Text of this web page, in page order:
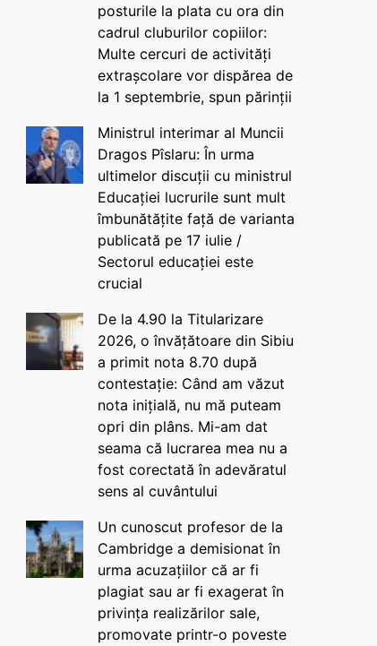
posturile la plata cu ora din
cadrul cluburilor copiilor:
Multe cercuri de activități
extrașcolare vor dispărea de
la 1 septembrie, spun părinții
Ministrul interimar al Muncii
Dragos Pîslaru: În urma
ultimelor discuții cu ministrul
Educației lucrurile sunt mult
îmbunătățite față de varianta
publicată pe 17 iulie /
Sectorul educației este
crucial
De la 4.90 la Titularizare
2026, o învățătoare din Sibiu
a primit nota 8.70 după
contestație: Când am văzut
nota inițială, nu mă puteam
opri din plâns. Mi-am dat
seama că lucrarea mea nu a
fost corectată în adevăratul
sens al cuvântului
Un cunoscut profesor de la
Cambridge a demisionat în
urma acuzațiilor că ar fi
plagiat sau ar fi exagerat în
privința realizărilor sale,
promovate printr-o poveste